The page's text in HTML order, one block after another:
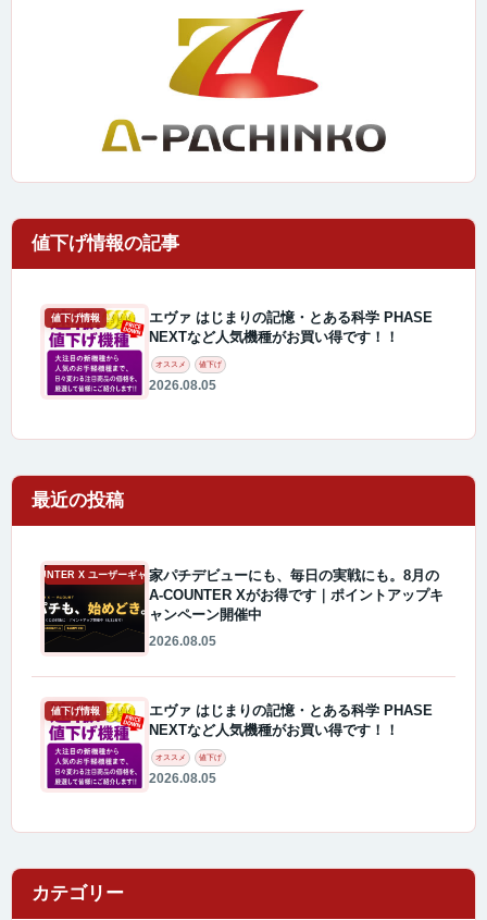
値下げ情報
エヴァ はじまりの記憶・とある科学 PHASE
NEXTなど人気機種がお買い得です！！
オススメ 値下げ
2026.08.05
最近の投稿
A-COUNTER X ユーザーギャラリー家パチデビューにも、毎日の実戦にも。8月の
A-COUNTER Xがお得です｜ポイントアップキ
ャンペーン開催中
2026.08.05
値下げ情報
エヴァ はじまりの記憶・とある科学 PHASE
NEXTなど人気機種がお買い得です！！
オススメ 値下げ
2026.08.05
カテゴリー